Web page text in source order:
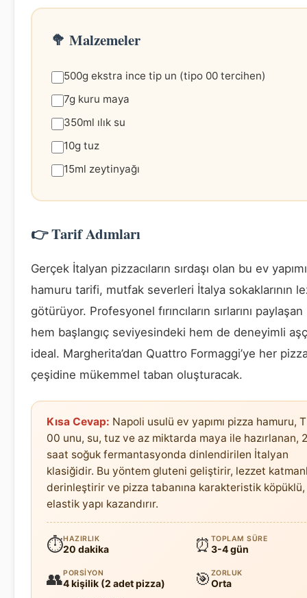
🥦 Malzemeler
500g ekstra ince tip un (tipo 00 tercihen)
7g kuru maya
350ml ılık su
10g tuz
15ml zeytinyağı
👉 Tarif Adımları
Gerçek İtalyan pizzacıların sırdaşı olan bu ev
hamuru tarifi, mutfak severleri İtalya sokaklarının
götürüyor. Profesyonel fırıncıların sırlarını
hem başlangıç seviyesindeki hem de deneyimli
ideal. Margherita’dan Quattro Formaggi’ye her
çeşidine mükemmel taban oluşturacak.
Kısa Cevap: Napoli usulü ev yapımı pizza hamuru,
00 unu, su, tuz ve az miktarda maya ile hazırlanan,
saat soğuk fermantasyonda dinlendirilen İtalyan
klasiğidir. Bu yöntem gluteni geliştirir, lezzet
derinleştirir ve pizza tabanına karakteristik köpüklü,
elastik yapı kazandırır.
⏱HAZIRLIK
20 dakika ⏰ TOPLAM SÜRE
3-4 gün
👥PORSIYON
4 kişilik (2 adet pizza) 🎯 ZORLUK
Orta